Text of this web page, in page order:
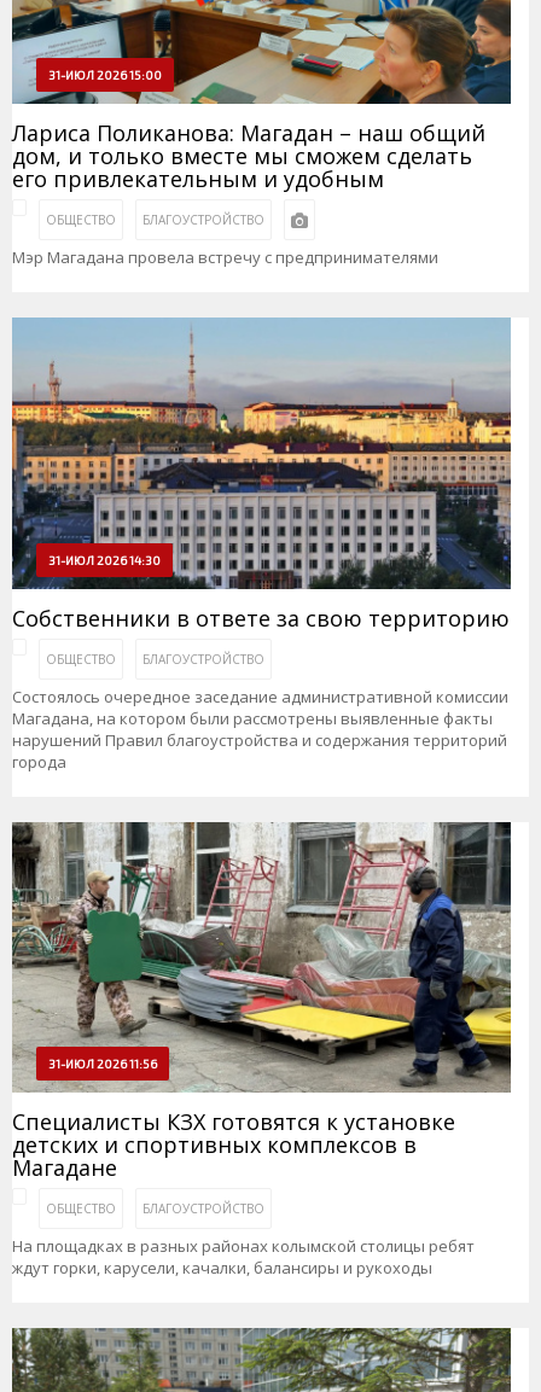
31-ИЮЛ 2026 15:00
Лариса Поликанова: Магадан – наш общий
дом, и только вместе мы сможем сделать
его привлекательным и удобным
ОБЩЕСТВО БЛАГОУСТРОЙСТВО
Мэр Магадана провела встречу с предпринимателями
31-ИЮЛ 2026 14:30
Собственники в ответе за свою территорию
ОБЩЕСТВО БЛАГОУСТРОЙСТВО
Состоялось очередное заседание административной комиссии
Магадана, на котором были рассмотрены выявленные факты
нарушений Правил благоустройства и содержания территорий
города
31-ИЮЛ 2026 11:56
Специалисты КЗХ готовятся к установке
детских и спортивных комплексов в
Магадане
ОБЩЕСТВО БЛАГОУСТРОЙСТВО
На площадках в разных районах колымской столицы ребят
ждут горки, карусели, качалки, балансиры и рукоходы